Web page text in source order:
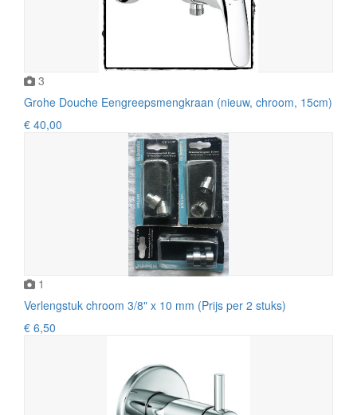
3
Grohe Douche Eengreepsmengkraan (nieuw, chroom, 15cm)
€ 40,00
1
Verlengstuk chroom 3/8" x 10 mm (Prijs per 2 stuks)
€ 6,50